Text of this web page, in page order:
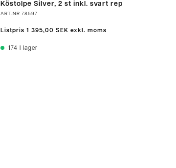
Köstolpe Silver, 2 st inkl. svart rep
ART.NR 78597
Listpris 1 395,00 SEK exkl. moms
174 I lager